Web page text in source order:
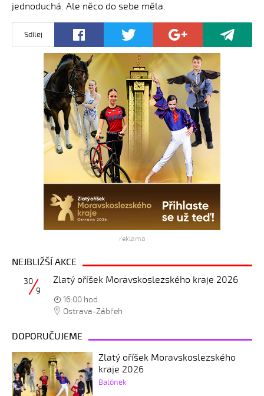
jednoduchá. Ale něco do sebe měla.
Sdílej
reklama
NEJBLIŽŠÍ AKCE
Zlatý oříšek Moravskoslezského kraje 2026
30
9
16:00 hod.
Ostrava-Zábřeh
DOPORUČUJEME
Zlatý oříšek Moravskoslezského
kraje 2026
Balónek